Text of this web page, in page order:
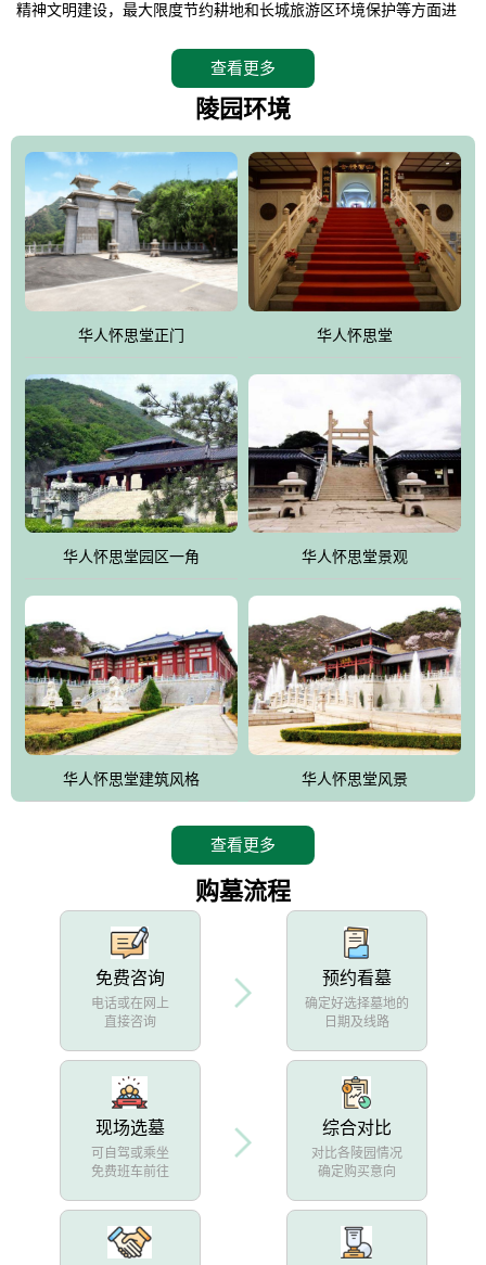
精神文明建设，最大限度节约耕地和长城旅游区环境保护等方面进
怀思堂辖区面积15万平方米，整体建筑面积5．8万平方米。主体建
筑有：怀思堂豪华墓室、礼祭大厅、随缘阁、百家姓觅宗长廊等。
仲、无字碑、香灯等。典型的仿秦、汉建筑风格。蓝色的琉璃瓦屋
顶，朱砂红的门、窗、柱、墙，汉白玉雕刻的雄狮、华表，花岗岩
铺成的路面和台阶，洒落其间的花卉、松柏与万里长城浑然一体、
气势宏伟、古朴端庄、别具一格。怀思堂大殿入口两侧是用蜡染技
术描绘的抽象派创意绘画，大环境中的长城文化与炎黄始祖，小环
境的绘画中的河流、山川、彩云、明月，意喻着往生者与长城同
伴，与祖宗同眠，他（她）们的思想与品德与山河同在，与日月同
辉。
怀思堂作为豪华室内骨灰存放处，将干支纪年、五行相生相克、天
人合一、太极八卦、生辰八字及生肖等有机结合到历史文化中。一
厅七千个福位分十二小区，按十二地支命名。客户选位，可依据生
肖、八字、时辰亦可参考地理方位、职业、兴趣爱好等等。堂中是
地宫陵寝式的，入口楹联选材于著名田园诗人陶渊明"亲戚或余悲，
他人亦已歌，死后何所道，托体同山阿"中的后两句。反应了回归大
雀，后玄武"的四大吉祥物铜雕挂件。
查看更多
陵园环境
华人怀思堂正门 华人怀思堂
华人怀思堂园区一角 华人怀思堂景观
华人怀思堂建筑风格 华人怀思堂风景
查看更多
购墓流程
免费咨询
电话或在网上
直接咨询
预约看墓
确定好选择墓地的
日期及线路
现场选墓
可自驾或乘坐
免费班车前往
综合对比
对比各陵园情况
确定购买意向